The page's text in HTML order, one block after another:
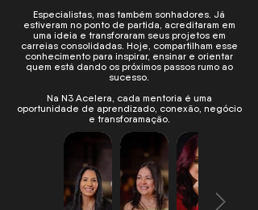
Especialistas, mas também sonhadores. Já
estiveram no ponto de partida, acreditaram em
uma ideia e transforaram seus projetos em
carreias consolidadas. Hoje, compartilham esse
conhecimento para inspirar, ensinar e orientar
quem está dando os próximos passos rumo ao
sucesso.
Na N3 Acelera, cada mentoria é uma
oportunidade de aprendizado, conexão, negócio
e transforamação.